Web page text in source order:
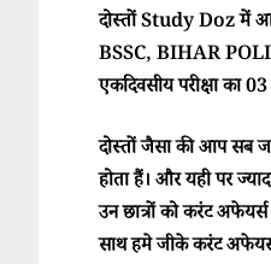
दोस्तों Study Doz में
BSSC, BIHAR
एकदिवसीय परीक्षा
दोस्तों जैसा की आप सब
होता हैं। और यही पर
उन छात्रों को करंट
साथ हमे जीके करंट